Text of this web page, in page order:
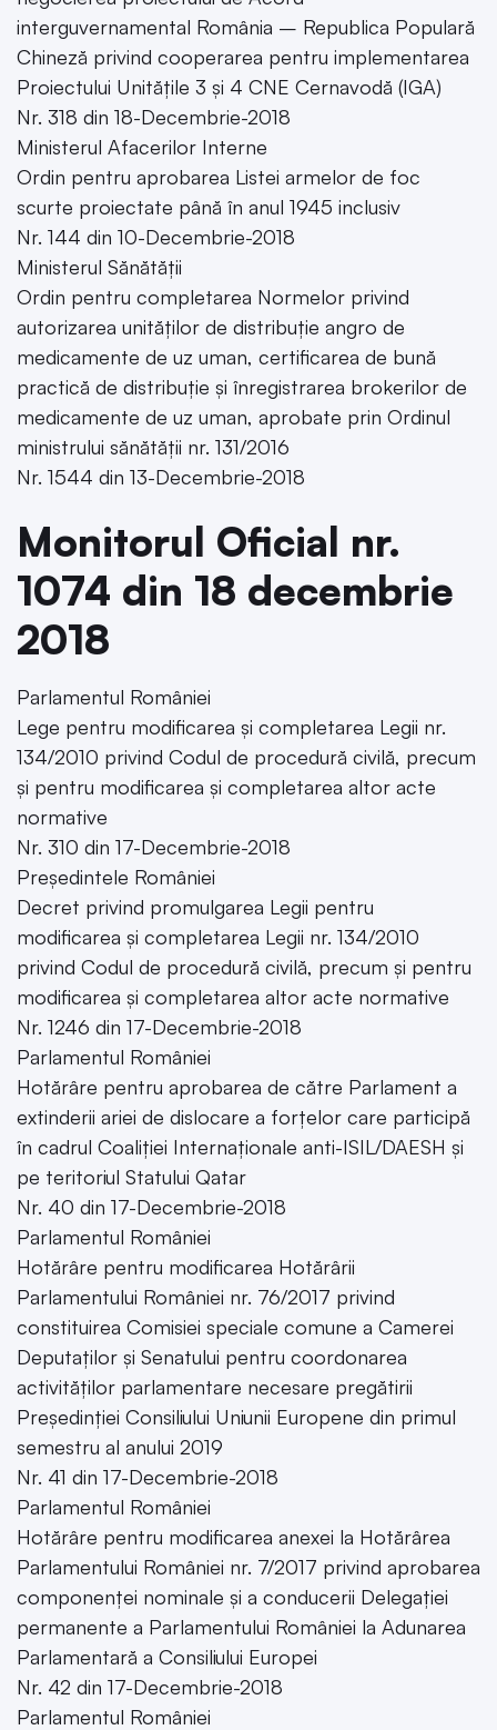
interguvernamental România – Republica Populară
Chineză privind cooperarea pentru implementarea
Proiectului Unitățile 3 și 4 CNE Cernavodă (IGA)
Nr. 318 din 18-Decembrie-2018
Ministerul Afacerilor Interne
Ordin pentru aprobarea Listei armelor de foc
scurte proiectate până în anul 1945 inclusiv
Nr. 144 din 10-Decembrie-2018
Ministerul Sănătății
Ordin pentru completarea Normelor privind
autorizarea unităților de distribuție angro de
medicamente de uz uman, certificarea de bună
practică de distribuție și înregistrarea brokerilor de
medicamente de uz uman, aprobate prin Ordinul
ministrului sănătății nr. 131/2016
Nr. 1544 din 13-Decembrie-2018
Monitorul Oficial nr.
1074 din 18 decembrie
2018
Parlamentul României
Lege pentru modificarea și completarea Legii nr.
134/2010 privind Codul de procedură civilă, precum
și pentru modificarea și completarea altor acte
normative
Nr. 310 din 17-Decembrie-2018
Președintele României
Decret privind promulgarea Legii pentru
modificarea și completarea Legii nr. 134/2010
privind Codul de procedură civilă, precum și pentru
modificarea și completarea altor acte normative
Nr. 1246 din 17-Decembrie-2018
Parlamentul României
Hotărâre pentru aprobarea de către Parlament a
extinderii ariei de dislocare a forțelor care participă
în cadrul Coaliției Internaționale anti-ISIL/DAESH și
pe teritoriul Statului Qatar
Nr. 40 din 17-Decembrie-2018
Parlamentul României
Hotărâre pentru modificarea Hotărârii
Parlamentului României nr. 76/2017 privind
constituirea Comisiei speciale comune a Camerei
Deputaților și Senatului pentru coordonarea
activităților parlamentare necesare pregătirii
Președinției Consiliului Uniunii Europene din primul
semestru al anului 2019
Nr. 41 din 17-Decembrie-2018
Parlamentul României
Hotărâre pentru modificarea anexei la Hotărârea
Parlamentului României nr. 7/2017 privind aprobarea
componenței nominale și a conducerii Delegației
permanente a Parlamentului României la Adunarea
Parlamentară a Consiliului Europei
Nr. 42 din 17-Decembrie-2018
Parlamentul României